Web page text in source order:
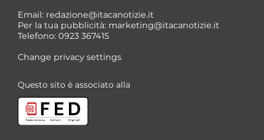
Email: redazione@itacanotizie.it
Per la tua pubblicità: marketing@itacanotizie.it
Telefono: 0923 367415
Change privacy settings
Questo sito è associato alla